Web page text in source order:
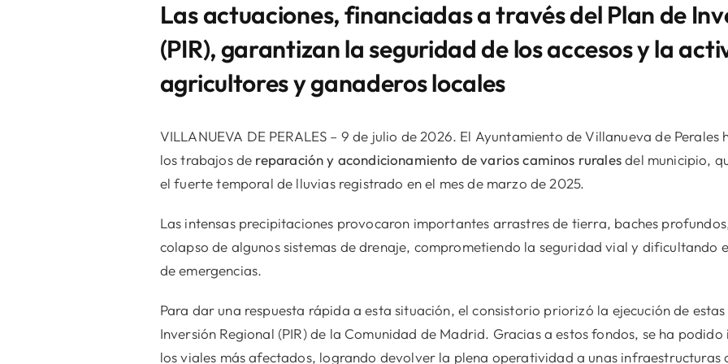
Las actuaciones, financiadas a través del Plan de
(PIR), garantizan la seguridad de los accesos y la
agricultores y ganaderos locales
VILLANUEVA DE PERALES – 9 de julio de 2026. El Ayuntamiento de Villanueva de
los trabajos de reparación y acondicionamiento de varios caminos ruralesdel municipio,
el fuerte temporal de lluvias registrado en el mes de marzo de 2025.
Las intensas precipitaciones provocaron importantes arrastres de tierra, baches
colapso de algunos sistemas de drenaje, comprometiendo la seguridad vial y dificultando
de emergencias.
Para dar una respuesta rápida a esta situación, el consistorio priorizó la ejecución de
Inversión Regional (PIR) de la Comunidad de Madrid. Gracias a estos fondos, se ha
los viales más afectados, logrando devolver la plena operatividad a unas infraestructuras